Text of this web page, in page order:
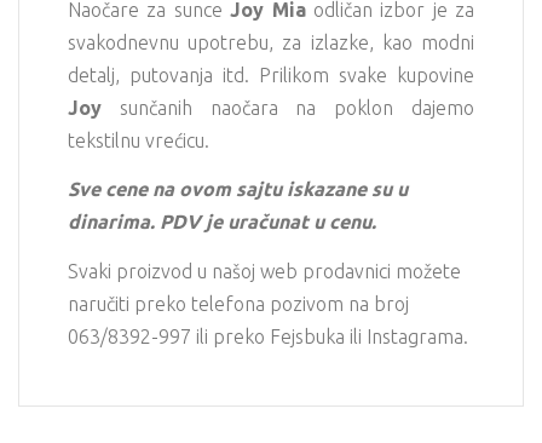
Naočare za sunceJoy Miaodličan izbor je za
svakodnevnu upotrebu, za izlazke, kao modni
detalj, putovanja itd. Prilikom svake kupovine
Joy sunčanih naočara na poklon dajemo
tekstilnu vrećicu.
Sve cene na ovom sajtu iskazane su u
dinarima. PDV je uračunat u cenu.
Svaki proizvod u našoj web prodavnici možete
naručiti preko telefona pozivom na broj
063/8392-997 ili preko Fejsbuka ili Instagrama.